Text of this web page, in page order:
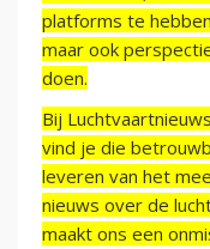
platforms te
maar ook
doen.
Bij
vind je die
leveren van het
nieuws over de
maakt ons een